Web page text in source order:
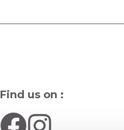
Find us on :